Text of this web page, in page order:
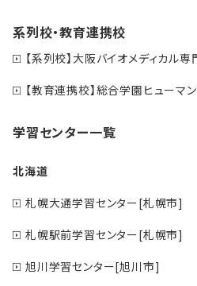
系列校・教育連携校
【系列校】大阪バイオメディカル
【教育連携校】総合学園ヒューマ
学習センター一覧
北海道
札幌大通学習センター[札幌市]
札幌駅前学習センター[札幌市]
旭川学習センター[旭川市]